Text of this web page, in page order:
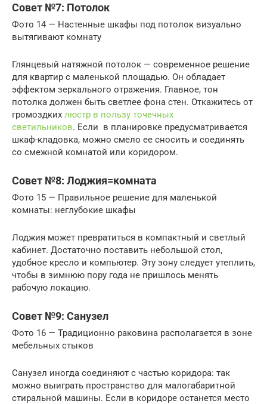
Совет №7: Потолок
Фото 14 — Настенные шкафы под потолок визуально
вытягивают комнату
Глянцевый натяжной потолок — современное решение
для квартир с маленькой площадью. Он обладает
эффектом зеркального отражения. Главное, тон
потолка должен быть светлее фона стен. Откажитесь от
громоздких люстр в пользу точечных
светильников. Если в планировке предусматривается
шкаф-кладовка, можно смело ее сносить и соединять
со смежной комнатой или коридором.
Совет №8: Лоджия=комната
Фото 15 — Правильное решение для маленькой
комнаты: неглубокие шкафы
Лоджия может превратиться в компактный и светлый
кабинет. Достаточно поставить небольшой стол,
удобное кресло и компьютер. Эту зону следует утеплить,
чтобы в зимнюю пору года не пришлось менять
рабочую локацию.
Совет №9: Санузел
Фото 16 — Традиционно раковина располагается в зоне
мебельных стыков
Санузел иногда соединяют с частью коридора: так
можно выиграть пространство для малогабаритной
стиральной машины. Если в коридоре останется место